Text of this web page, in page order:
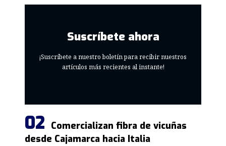
Suscríbete ahora
¡Suscríbete a nuestro boletín para recibir nuestros
artículos más recientes al instante!
Comercializan fibra de vicuñas
desde Cajamarca hacia Italia